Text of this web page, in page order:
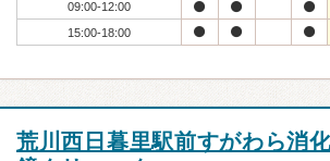
09:00-12:00
15:00-18:00
荒川西日暮里駅前すがわら消